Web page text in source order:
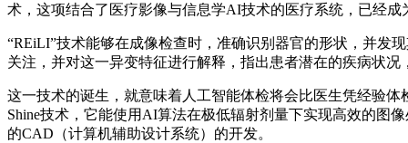
术，这项结合了医疗影像与信息学AI技术的医疗系统，已经
“REiLI”技术能够在成像检查时，准确识别器官的形状，并发
关注，并对这一异变特征进行解释，指出患者潜在的疾病状
这一技术的诞生，就意味着人工智能体检将会比医生凭经验
Shine技术，它能使用AI算法在极低辐射剂量下实现高效的图
的CAD（计算机辅助设计系统）的开发。